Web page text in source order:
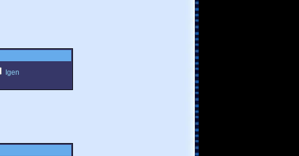
Igen